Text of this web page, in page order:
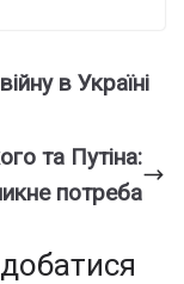
в Україні
та Путіна:
потреба